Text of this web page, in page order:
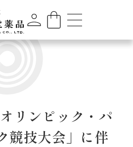
リンピック・パ
競技大会」に伴